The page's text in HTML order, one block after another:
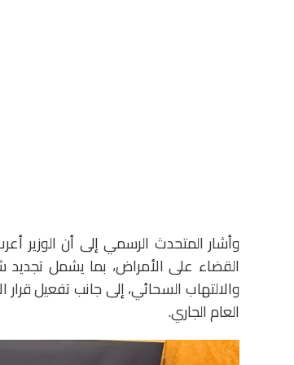
وأشار المتحدث الرسمي إلى أن الوزير
القضاء على الأمراض، بما يشمل
والالتهاب السحائي، إلى جانب تفعيل
العام الجاري.